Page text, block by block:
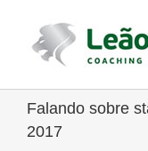
para
conteúdo
Falando sobre
2017